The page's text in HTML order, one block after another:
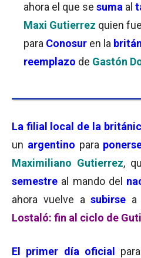
ahora el que se suma al
Maxi Gutierrez quien fue
para Conosur en la
reemplazo de Gastón
La filial local de la
un argentino para
Maximiliano Gutierrez,
semestre al mando del
ahora vuelve asubirse a
Lostaló: fin al ciclo de
El primer día oficial